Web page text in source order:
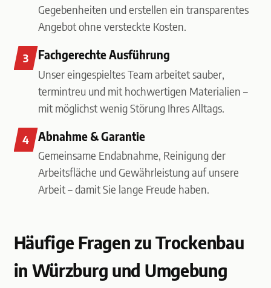
Gegebenheiten und erstellen ein transparentes
Angebot ohne versteckte Kosten.
Fachgerechte Ausführung
Unser eingespieltes Team arbeitet sauber,
termintreu und mit hochwertigen Materialien –
mit möglichst wenig Störung Ihres Alltags.
Abnahme & Garantie
Gemeinsame Endabnahme, Reinigung der
Arbeitsfläche und Gewährleistung auf unsere
Arbeit – damit Sie lange Freude haben.
Häufige Fragen zu Trockenbau
in Würzburg und Umgebung